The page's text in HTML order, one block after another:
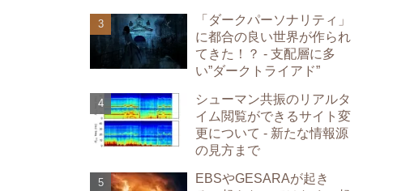
「ダークパーソナリティ」
に都合の良い世界が作られ
てきた！？ - 支配層に多
い”ダークトライアド”
シューマン共振のリアルタ
イム閲覧ができるサイト変
更について - 新たな情報源
の見方まで
EBSやGESARAが起き